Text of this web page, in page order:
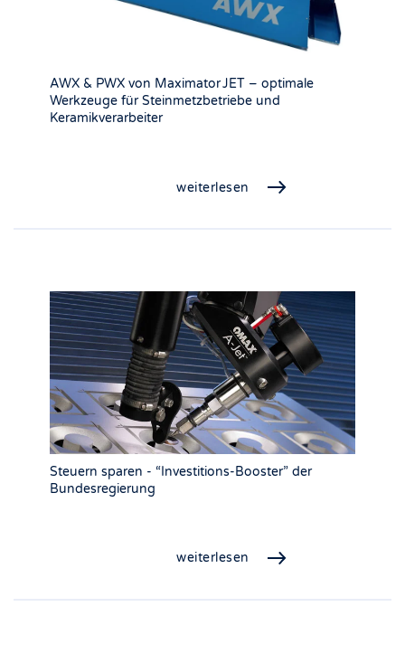
AWX & PWX von Maximator JET – optimale
Werkzeuge für Steinmetzbetriebe und
Keramikverarbeiter
weiterlesen
Steuern sparen - “Investitions-Booster” der
Bundesregierung
weiterlesen